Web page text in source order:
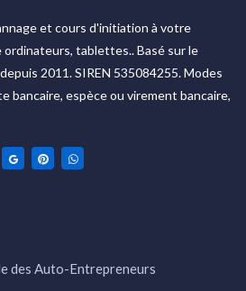
et cours d'initiation à votre
tablettes.. Basé sur le
2011. SIREN 535084255. Modes
bancaire, espèce ou virement bancaire,
des Auto-Entrepreneurs